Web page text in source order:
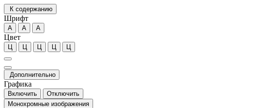
К содержанию
Шрифт
А А А
Цвет
Ц Ц Ц Ц Ц
Дополнительно
Графика
Включить
Отключить
Монохромные изображения